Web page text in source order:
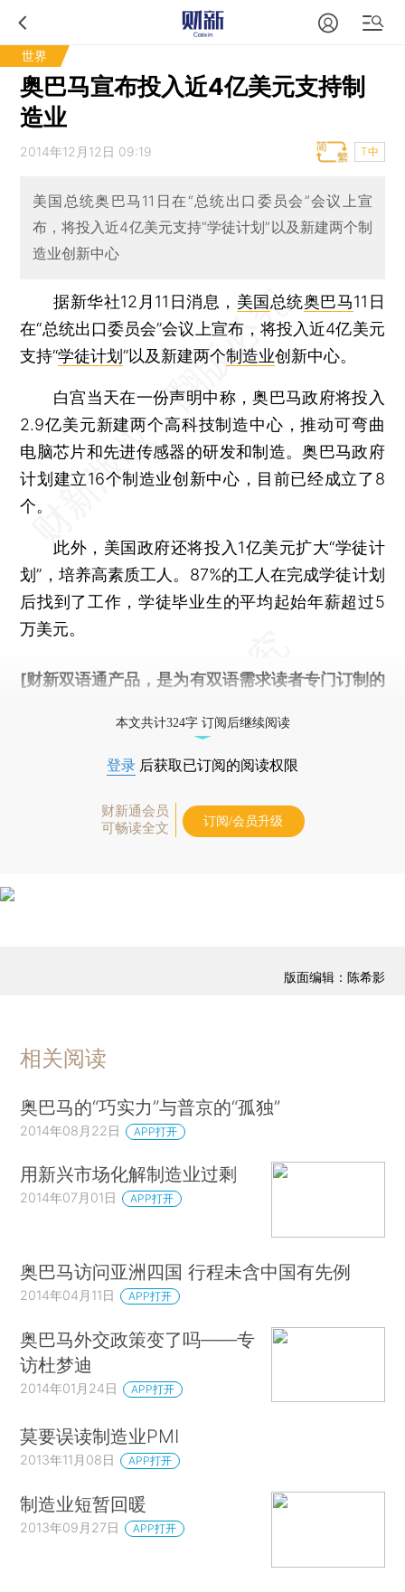
世界
奥巴马宣布投入近4亿美元支持制
造业
2014年12月12日 09:19 T中
美国总统奥巴马11日在“总统出口委员会”会议上宣
布，将投入近4亿美元支持“学徒计划”以及新建两个制
造业创新中心
据新华社12月11日消息， 美国 总统奥巴马11日
在“总统出口委员会”会议上宣布，将投入近4亿美元
支持“学徒计划”以及新建两个制造业创新中心。
白宫当天在一份声明中称，奥巴马政府将投入
2.9亿美元新建两个高科技制造中心，推动可弯曲
电脑芯片和先进传感器的研发和制造。奥巴马政府
计划建立16个制造业创新中心，目前已经成立了8
个。
此外，美国政府还将投入1亿美元扩大“学徒计
划”，培养高素质工人。87%的工人在完成学徒计划
后找到了工作，学徒毕业生的平均起始年薪超过5
万美元。
[财新双语通产品，是为有双语需求读者专门订制的
本文共计324字 订阅后继续阅读
登录 后获取已订阅的阅读权限
财新通会员
可畅读全文
订阅/会员升级
版面编辑：陈希影
相关阅读
奥巴马的“巧实力”与普京的“孤独”
2014年08月22日 APP打开
用新兴市场化解制造业过剩
2014年07月01日 APP打开
奥巴马访问亚洲四国 行程未含中国有先例
2014年04月11日 APP打开
奥巴马外交政策变了吗——专
访杜梦迪
2014年01月24日 APP打开
莫要误读制造业PMI
2013年11月08日 APP打开
制造业短暂回暖
2013年09月27日 APP打开